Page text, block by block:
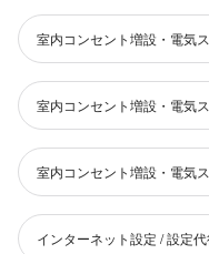
室内コンセント増設・電気
室内コンセント増設・電気
室内コンセント増設・電気
インターネット設定 / 設定